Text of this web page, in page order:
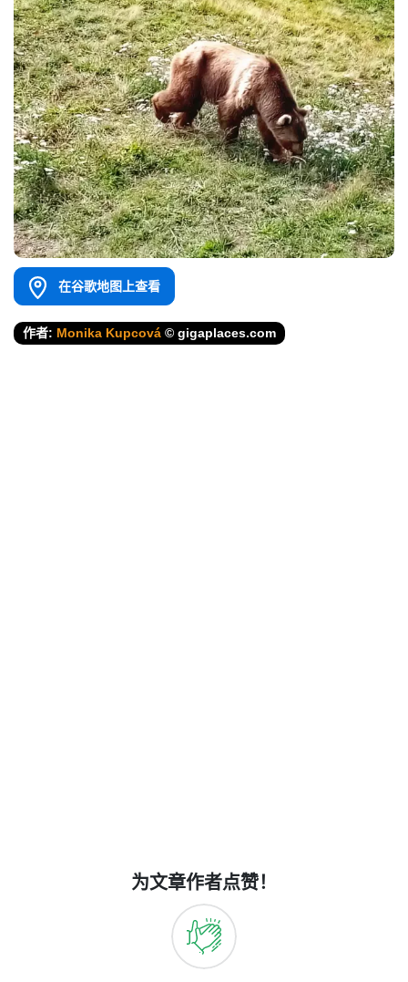
在谷歌地图上查看
作者: Monika Kupcová © gigaplaces.com
为文章作者点赞！